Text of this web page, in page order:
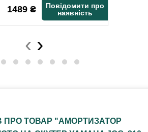
1489 ₴
Повідомити про
наявність
‹ ›
ПРО ТОВАР "АМОРТИЗАТОР